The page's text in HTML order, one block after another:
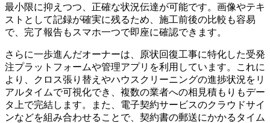
最小限に抑えつつ、正確な状況伝達が可能です。画像やテキ
ストとして記録が確実に残るため、施工前後の比較も容易
で、完了報告もスマホ一つで即座に確認できます。
さらに一歩進んだオーナーは、原状回復工事に特化した受発
注プラットフォームや管理アプリを利用しています。これに
より、クロス張り替えやハウスクリーニングの進捗状況をリ
アルタイムで可視化でき、複数の業者への相見積もりもデー
タ上で完結します。また、電子契約サービスのクラウドサイ
ンなどを組み合わせることで、契約書の郵送にかかるタイム